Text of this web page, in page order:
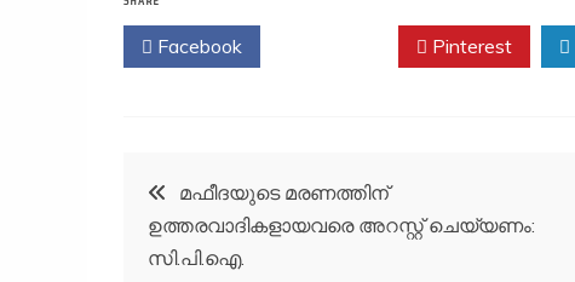
Facebook Pinterest
Post
navigation
മഫീദയുടെ മരണത്തിന്
ഉത്തരവാദികളായവരെ അറസ്റ്റ് ചെയ്യണം:
സി.പി.ഐ.